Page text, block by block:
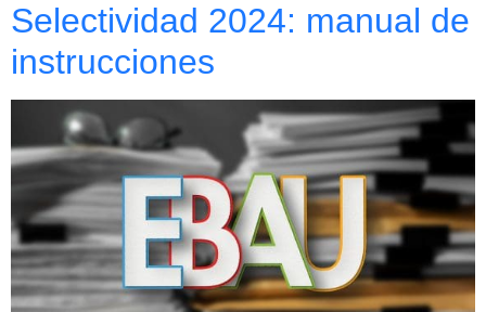
Selectividad 2024: manual de
instrucciones